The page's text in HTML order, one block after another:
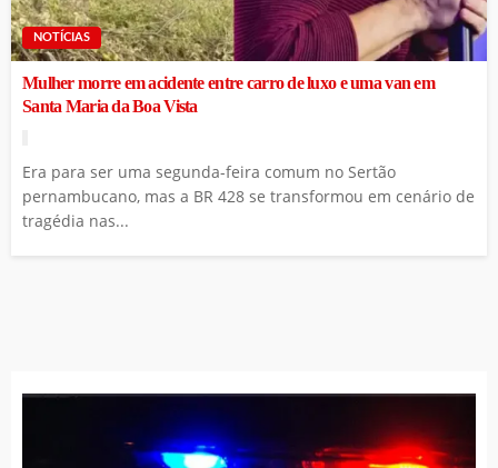
NOTÍCIAS
Mulher morre em acidente entre carro de luxo e uma van em
Santa Maria da Boa Vista
Era para ser uma segunda-feira comum no Sertão
pernambucano, mas a BR 428 se transformou em cenário de
tragédia nas...